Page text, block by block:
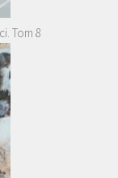
Tom 8